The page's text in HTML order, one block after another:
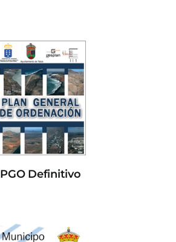
PGO Definitivo